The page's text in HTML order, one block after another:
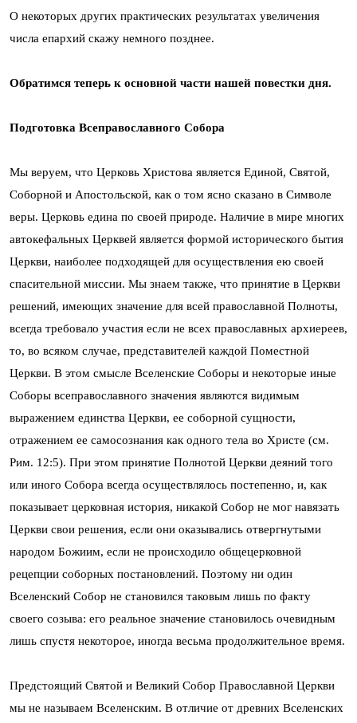
О некоторых других практических результатах увеличения
числа епархий скажу немного позднее.
Обратимся теперь к основной части нашей повестки дня.
Подготовка Всеправославного Собора
Мы веруем, что Церковь Христова является Единой, Святой,
Соборной и Апостольской, как о том ясно сказано в Символе
веры. Церковь едина по своей природе. Наличие в мире многих
автокефальных Церквей является формой исторического бытия
Церкви, наиболее подходящей для осуществления ею своей
спасительной миссии. Мы знаем также, что принятие в Церкви
решений, имеющих значение для всей православной Полноты,
всегда требовало участия если не всех православных архиереев,
то, во всяком случае, представителей каждой Поместной
Церкви. В этом смысле Вселенские Соборы и некоторые иные
Соборы всеправославного значения являются видимым
выражением единства Церкви, ее соборной сущности,
отражением ее самосознания как одного тела во Христе (см.
Рим. 12:5). При этом принятие Полнотой Церкви деяний того
или иного Собора всегда осуществлялось постепенно, и, как
показывает церковная история, никакой Собор не мог навязать
Церкви свои решения, если они оказывались отвергнутыми
народом Божиим, если не происходило общецерковной
рецепции соборных постановлений. Поэтому ни один
Вселенский Собор не становился таковым лишь по факту
своего созыва: его реальное значение становилось очевидным
лишь спустя некоторое, иногда весьма продолжительное время.
Предстоящий Святой и Великий Собор Православной Церкви
мы не называем Вселенским. В отличие от древних Вселенских